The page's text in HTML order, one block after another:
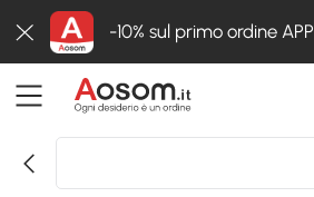
-10% sul primo ordine APP